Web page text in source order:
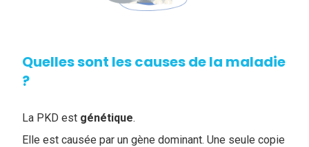
Quelles sont les causes de la maladie
?
La PKD est génétique.
Elle est causée par un gène dominant. Une seule copie